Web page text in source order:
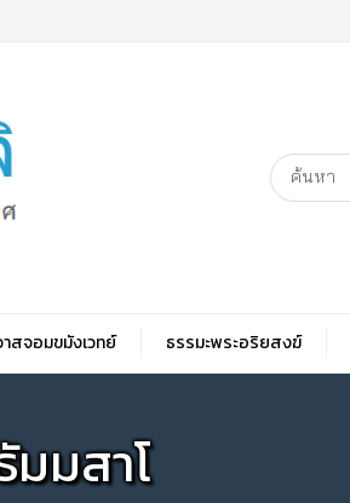
าสจอมขมังเวทย์ ธรรมะพระอริยสงฆ์
มสาโ